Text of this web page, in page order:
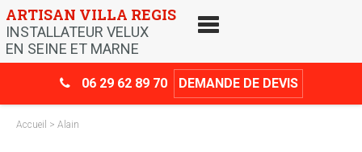
Skip
to
content
ARTISAN VILLA REGIS
INSTALLATEUR VELUX
EN SEINE ET MARNE
06 29 62 89 70 DEMANDE DE DEVIS
Accueil > Alain